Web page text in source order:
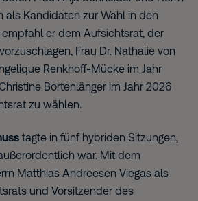
als Kandidaten zur Wahl in den
er dem Aufsichtsrat, der
Frau Dr. Nathalie von
Renkhoff-Mücke im Jahr
Bortenlänger im Jahr 2026
zu wählen.
tagte in fünf hybriden Sitzungen,
war. Mit dem
Matthias Andreesen Viegas als
und Vorsitzender des